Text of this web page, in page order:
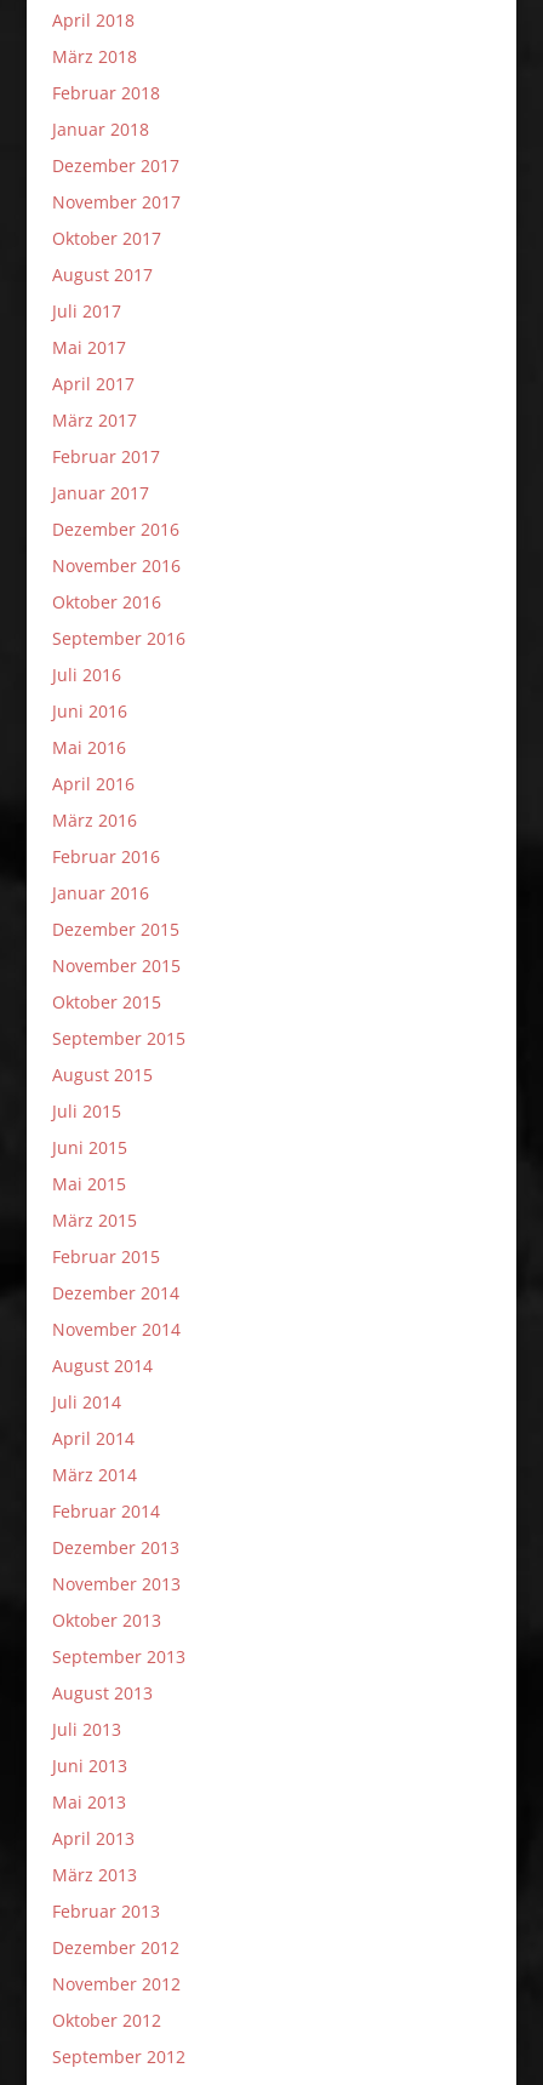
April 2018
März 2018
Februar 2018
Januar 2018
Dezember 2017
November 2017
Oktober 2017
August 2017
Juli 2017
Mai 2017
April 2017
März 2017
Februar 2017
Januar 2017
Dezember 2016
November 2016
Oktober 2016
September 2016
Juli 2016
Juni 2016
Mai 2016
April 2016
März 2016
Februar 2016
Januar 2016
Dezember 2015
November 2015
Oktober 2015
September 2015
August 2015
Juli 2015
Juni 2015
Mai 2015
März 2015
Februar 2015
Dezember 2014
November 2014
August 2014
Juli 2014
April 2014
März 2014
Februar 2014
Dezember 2013
November 2013
Oktober 2013
September 2013
August 2013
Juli 2013
Juni 2013
Mai 2013
April 2013
März 2013
Februar 2013
Dezember 2012
November 2012
Oktober 2012
September 2012